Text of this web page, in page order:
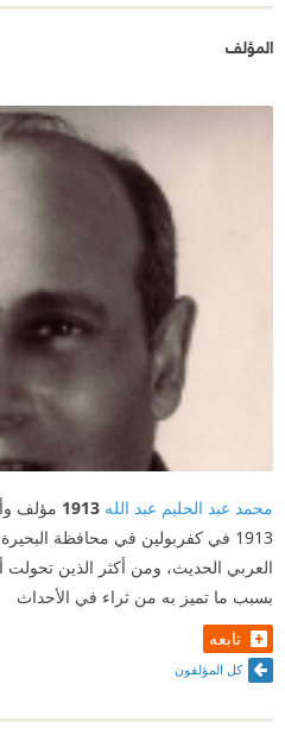
المؤلف
محمد عبد الحليم عبد الله 1913
1913 في كفربولين في محافظة
العربي الحديث، ومن أكثر الذين تحولت
بسبب ما تميز به من ثراء في الأحداث
تابعه
كل المؤلفون